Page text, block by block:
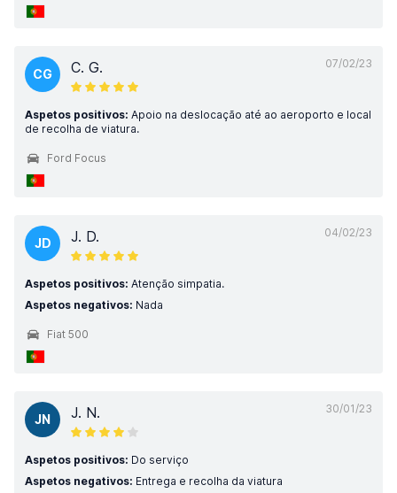
07/02/23
CG C. G.
Aspetos positivos: Apoio na deslocação até ao aeroporto e local
de recolha de viatura.
Ford Focus
04/02/23
JD J. D.
Aspetos positivos: Atenção simpatia.
Aspetos negativos: Nada
Fiat 500
30/01/23
JN J. N.
Aspetos positivos: Do serviço
Aspetos negativos: Entrega e recolha da viatura